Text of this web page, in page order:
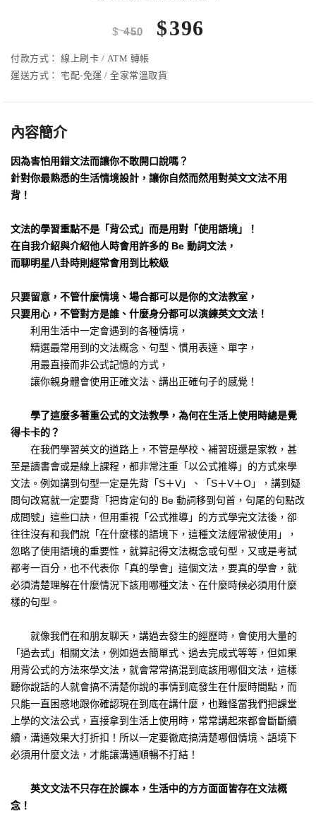
$450 $396
付款方式： 線上刷卡 / ATM 轉帳
運送方式：
宅配-免運 / 全家常溫取貨
內容簡介
因為害怕用錯文法而讓你不敢開口說嗎？
針對你最熟悉的生活情境設計，讓你自然而然用對英文文法不用
背！
文法的學習重點不是「背公式」而是用對「使用語境」！
在自我介紹與介紹他人時會用許多的 Be 動詞文法，
而聊明星八卦時則經常會用到比較級
只要留意，不管什麼情境、場合都可以是你的文法教室，
只要用心，不管對方是誰、什麼身分都可以演練英文文法！
利用生活中一定會遇到的各種情境，
精選最常用到的文法概念、句型、慣用表達、單字，
用最直接而非公式記憶的方式，
讓你親身體會使用正確文法、講出正確句子的感覺！
學了這麼多著重公式的文法教學，為何在生活上使用時總是覺
得卡卡的？
在我們學習英文的道路上，不管是學校、補習班還是家教，甚
至是讀書會或是線上課程，都非常注重「以公式推導」的方式來學
文法。例如講到句型一定是先背「S＋V」、「S＋V＋O」，講到疑
問句改寫就一定要背「把肯定句的 Be 動詞移到句首，句尾的句點改
成問號」這些口訣，但用重視「公式推導」的方式學完文法後，卻
往往沒有和我們說「在什麼樣的語境下，這種文法經常被使用」，
忽略了使用語境的重要性，就算記得文法概念或句型，又或是考試
都考一百分，也不代表你「真的學會」這個文法，要真的學會，就
必須清楚理解在什麼情況下該用哪種文法、在什麼時候必須用什麼
樣的句型。
就像我們在和朋友聊天，講過去發生的經歷時，會使用大量的
「過去式」相關文法，例如過去簡單式、過去完成式等等，但如果
用背公式的方法來學文法，就會常常搞混到底該用哪個文法，這樣
聽你說話的人就會搞不清楚你說的事情到底發生在什麼時間點，而
只能一直困惑地跟你確認現在到底在講什麼，也難怪當我們把課堂
上學的文法公式，直接拿到生活上使用時，常常講起來都會斷斷續
續，溝通效果大打折扣！所以一定要徹底搞清楚哪個情境、語境下
必須用什麼文法，才能讓溝通順暢不打結！
英文文法不只存在於課本，生活中的方方面面皆存在文法概
念！